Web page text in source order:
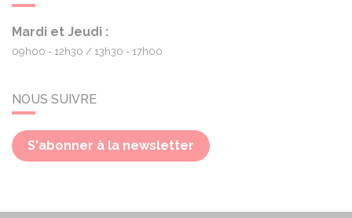
Mardi et Jeudi :
09h00 - 12h30 13h30 - 17h00
NOUS SUIVRE
S'abonner à la newsletter